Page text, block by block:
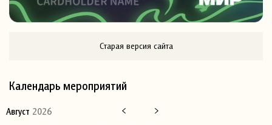
Старая версия сайта
Календарь мероприятий
Август 2026